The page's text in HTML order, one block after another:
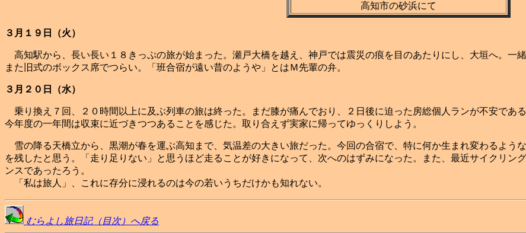
高知市の砂浜にて
３月１９日（火）
高知駅から、長い長い１８きっぷの旅が始まった。瀬戸大橋を越え、神戸では震災の痕を目のあたりにし、大垣へ。一
また旧式のボックス席でつらい。「班合宿が遠い昔のようや」とはＭ先輩の弁。
３月２０日（水）
乗り換え７回、２０時間以上に及ぶ列車の旅は終った。まだ膝が痛んでおり、２日後に迫った房総個人ランが不安であ
今年度の一年間は収束に近づきつつあることを感じた。取り合えず実家に帰ってゆっくりしよう。
雪の降る天橋立から、黒潮が春を運ぶ高知まで、気温差の大きい旅だった。今回の合宿で、特に何か生まれ変わるよう
を残したと思う。「走り足りない」と思うほど走ることが好きになって、次へのはずみになった。また、最近サイクリン
ンスであったろう。
「私は旅人」、これに存分に浸れるのは今の若いうちだけかも知れない。
むらよし旅日記（目次）へ戻る